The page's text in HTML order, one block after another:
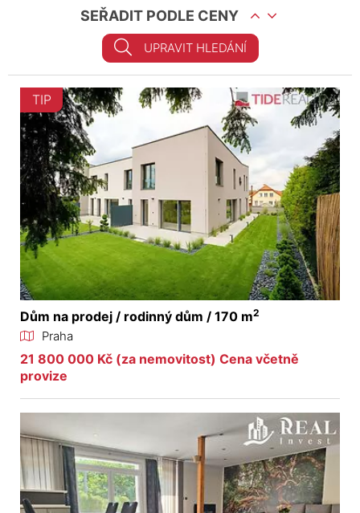
SEŘADIT PODLE CENY
UPRAVIT HLEDÁNÍ
TIP
Dům na prodej / rodinný dům / 170 m2
Praha
21 800 000 Kč (za nemovitost) Cena včetně
provize